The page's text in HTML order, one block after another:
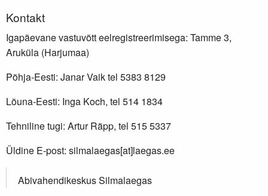
Kontakt
Igapäevane vastuvõtt eelregistreerimisega: Tamme 3,
Aruküla (Harjumaa)
Põhja-Eesti: Janar Vaik tel 5383 8129
Lõuna-Eesti: Inga Koch, tel 514 1834
Tehniline tugi: Artur Räpp, tel 515 5337
Üldine E-post: silmalaegas[at]laegas.ee
Abivahendikeskus Silmalaegas